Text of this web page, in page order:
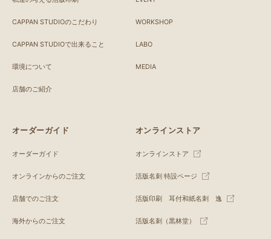
CAPPAN STUDIOのこだわり
CAPPAN STUDIOで出来ること
環境について
店舗のご紹介
WORKSHOP
LABO
MEDIA
オーダーガイド
オーダーガイド
オンラインからのご注文
店舗でのご注文
海外からのご注文
オンラインストア
オンラインストア
活版名刺 特設ページ
活版印刷 耳付和紙名刺 逸
活版名刺（黒林堂）